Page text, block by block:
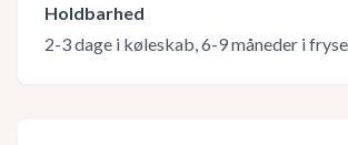
Holdbarhed
2-3 dage i køleskab, 6-9 måneder i